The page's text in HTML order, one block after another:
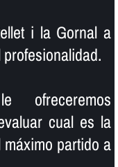
i la Gornal a
ofreceremos
cual es la
partido a